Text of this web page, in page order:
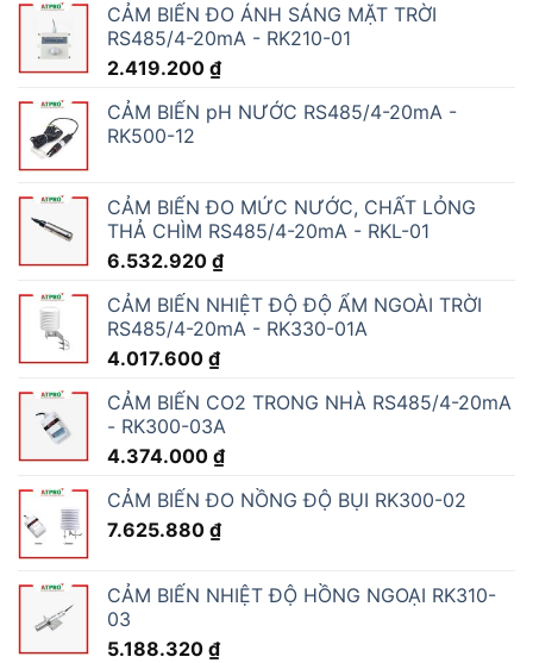
CẢM BIẾN ĐO ÁNH SÁNG MẶT TRỜI
RS485/4-20mA - RK210-01
2.419.200 ₫
CẢM BIẾN pH NƯỚC RS485/4-20mA -
RK500-12
CẢM BIẾN ĐO MỨC NƯỚC, CHẤT LỎNG
THẢ CHÌM RS485/4-20mA - RKL-01
6.532.920 ₫
CẢM BIẾN NHIỆT ĐỘ ĐỘ ẨM NGOÀI TRỜI
RS485/4-20mA - RK330-01A
4.017.600 ₫
CẢM BIẾN CO2 TRONG NHÀ RS485/4-20mA
- RK300-03A
4.374.000 ₫
CẢM BIẾN ĐO NỒNG ĐỘ BỤI RK300-02
7.625.880 ₫
CẢM BIẾN NHIỆT ĐỘ HỒNG NGOẠI RK310-
03
5.188.320 ₫